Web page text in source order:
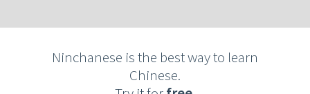
Ninchanese is the best way to learn
Chinese.